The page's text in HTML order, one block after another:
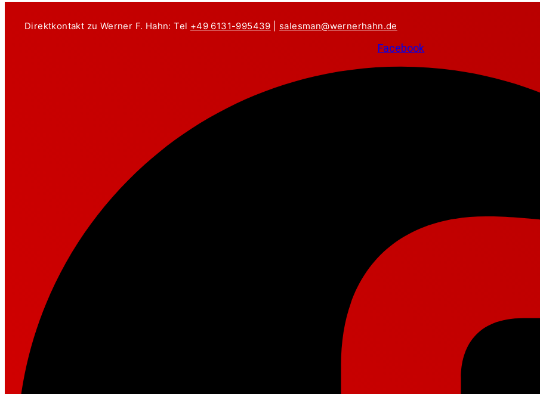
InhaltDirektkontakt zu Werner F. Hahn: Tel +49 6131-995439 salesman@wernerhahn.de
Facebook